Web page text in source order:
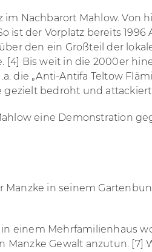
Nachbarort Mahlow. Von
ist der Vorplatz bereits
den ein Großteil der
Bis weit in die 2000er
die „Anti-Antifa Teltow
bedroht und
eine Demonstration
in seinem
einem Mehrfamilienhaus
Gewalt anzutun. [7]